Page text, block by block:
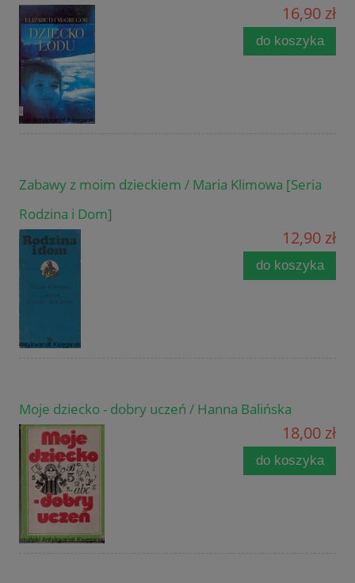
16,90 zł
do koszyka
Zabawy z moim dzieckiem / Maria Klimowa [Seria
Rodzina i Dom]
12,90 zł
do koszyka
Moje dziecko - dobry uczeń / Hanna Balińska
18,00 zł
do koszyka